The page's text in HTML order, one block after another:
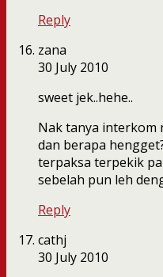
Reply
zana
30 July 2010
sweet jek..hehe..
Nak tanya interkom
dan berapa
terpaksa terpekik
sebelah pun leh
Reply
cathj
30 July 2010